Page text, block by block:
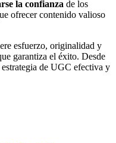
la confianza de los
ofrecer contenido valioso
esfuerzo, originalidad y
garantiza el éxito. Desde
de UGC efectiva y